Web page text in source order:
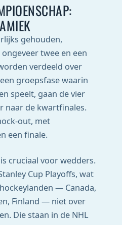
gehouden,
twee en een
verdeeld over
groepsfase waarin
speelt, gaan de vier
naar de kwartfinales.
out, met
een finale.
cruciaal voor wedders.
Cup Playoffs, wat
— Canada,
Finland — niet over
Die staan in de NHL